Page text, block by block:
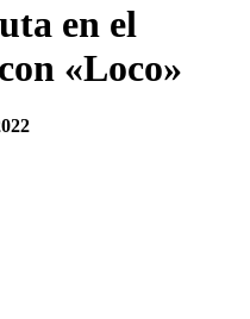
en el
«Loco»